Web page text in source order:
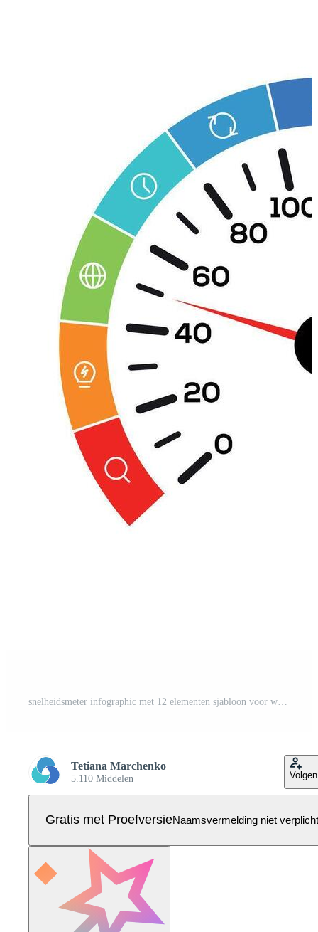
Tetiana Marchenko
5.110 Middelen Volgen
Gratis met ProefversieNaamsvermelding niet verplicht